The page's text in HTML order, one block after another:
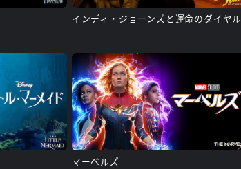
インディ・ジョーンズと運命のダイヤル
マーベルズ